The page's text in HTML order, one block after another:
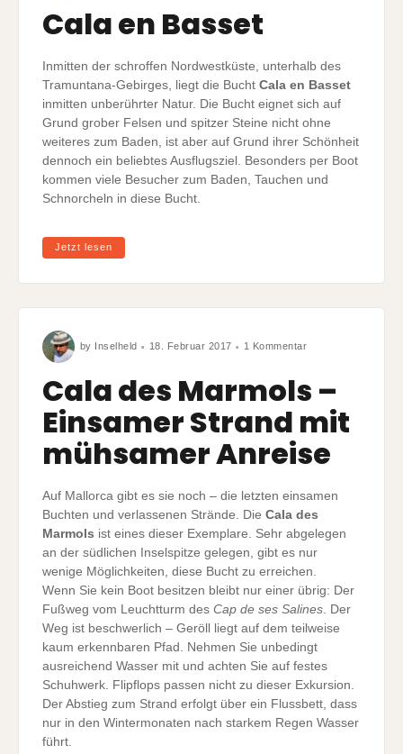
Cala en Basset
Inmitten der schroffen Nordwestküste, unterhalb des
Tramuntana-Gebirges, liegt die Bucht Cala en Basset
inmitten unberührter Natur. Die Bucht eignet sich auf
Grund grober Felsen und spitzer Steine nicht ohne
weiteres zum Baden, ist aber auf Grund ihrer Schönheit
dennoch ein beliebtes Ausflugsziel. Besonders per Boot
kommen viele Besucher zum Baden, Tauchen und
Schnorcheln in diese Bucht.
Jetzt lesen
by Inselheld 18. Februar 2017 1 KommentarCala
Einsamer
Strand
mühsamer
Anreise
Cala des Marmols –
Einsamer Strand mit
mühsamer Anreise
Auf Mallorca gibt es sie noch – die letzten einsamen
Buchten und verlassenen Strände. Die Cala des
Marmols ist eines dieser Exemplare. Sehr abgelegen
an der südlichen Inselspitze gelegen, gibt es nur
wenige Möglichkeiten, diese Bucht zu erreichen.
Wenn Sie kein Boot besitzen bleibt nur einer übrig: Der
Fußweg vom Leuchtturm des Cap de ses Salines. Der
Weg ist beschwerlich – Geröll liegt auf dem teilweise
kaum erkennbaren Pfad. Nehmen Sie unbedingt
ausreichend Wasser mit und achten Sie auf festes
Schuhwerk. Flipflops passen nicht zu dieser Exkursion.
Der Abstieg zum Strand erfolgt über ein Flussbett, dass
nur in den Wintermonaten nach starkem Regen Wasser
führt.